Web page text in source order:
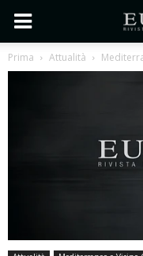
Prima Attualità